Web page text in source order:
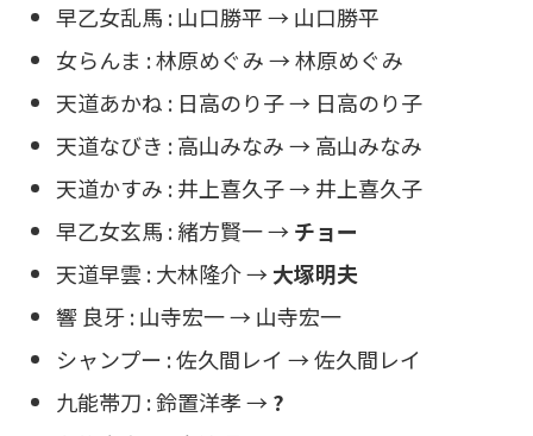
早乙女乱馬 : 山口勝平 → 山口勝平
女らんま : 林原めぐみ → 林原めぐみ
天道あかね : 日高のり子 → 日高のり子
天道なびき : 高山みなみ → 高山みなみ
天道かすみ : 井上喜久子 → 井上喜久子
早乙女玄馬 : 緒方賢一 → チョー
天道早雲 : 大林隆介 → 大塚明夫
響 良牙 : 山寺宏一 → 山寺宏一
シャンプー : 佐久間レイ → 佐久間レイ
九能帯刀 : 鈴置洋孝 → ?